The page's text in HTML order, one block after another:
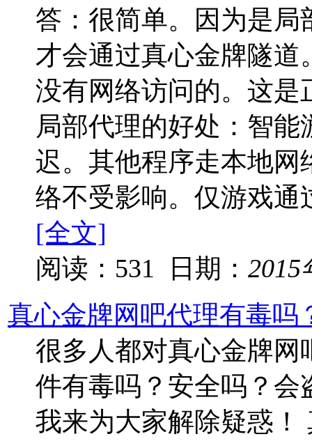
答：很简单。因为是
才会通过真心金牌隧
没有网络访问的。这是
局部代理的好处：智
迟。其他程序走本地网
络不受影响。仅游戏通
[全文]
阅读：531 日期： 2015
真心金牌网吧代理有毒吗
很多人都对真心金牌网
件有毒吗？安全吗？会
我来为大家解除疑惑！